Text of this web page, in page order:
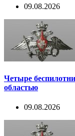
09.08.2026
Четыре
областью
09.08.2026